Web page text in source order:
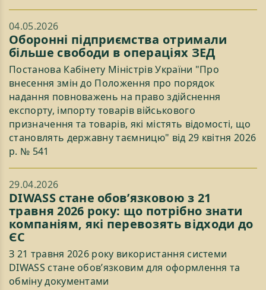
04.05.2026
Оборонні підприємства отримали
більше свободи в операціях ЗЕД
Постанова Кабінету Міністрів України "Про
внесення змін до Положення про порядок
надання повноважень на право здійснення
експорту, імпорту товарів військового
призначення та товарів, які містять відомості, що
становлять державну таємницю" від 29 квітня 2026
р. № 541
29.04.2026
DIWASS стане обов’язковою з 21
травня 2026 року: що потрібно знати
компаніям, які перевозять відходи до
ЄС
З 21 травня 2026 року використання системи
DIWASS стане обов’язковим для оформлення та
обміну документами